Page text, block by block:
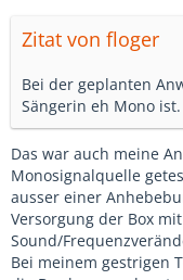
Zitat von floger
Bei der geplanten
Sängerin eh Mono ist.
Das war auch meine
Monosignalquelle
ausser einer
Versorgung der Box
Sound/
Bei meinem gestrigen